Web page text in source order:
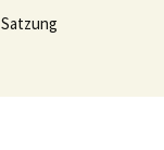
Satzung